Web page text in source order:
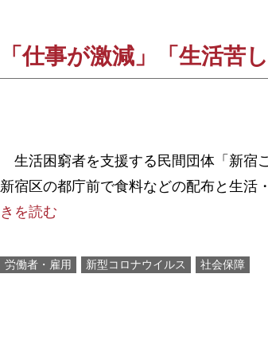
「仕事が激減」「生活
生活困窮者を支援する民間団体「新宿
新宿区の都庁前で食料などの配布と生
きを読む
労働者・雇用 新型コロナウイルス 社会保障